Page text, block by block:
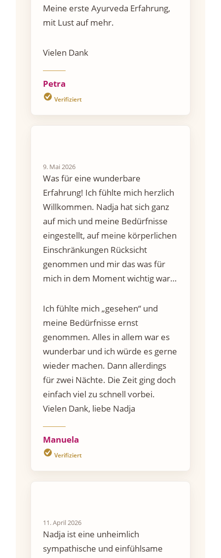
Meine erste Ayurveda Erfahrung,
mit Lust auf mehr.
Vielen Dank
Petra
Verifiziert
9. Mai 2026
Was für eine wunderbare
Erfahrung! Ich fühlte mich herzlich
Willkommen. Nadja hat sich ganz
auf mich und meine Bedürfnisse
eingestellt, auf meine körperlichen
Einschränkungen Rücksicht
genommen und mir das was für
mich in dem Moment wichtig war
Ich fühlte mich „gesehen“ und
meine Bedürfnisse ernst
genommen. Alles in allem war es
wunderbar und ich würde es gerne
wieder machen. Dann allerdings
für zwei Nächte. Die Zeit ging doch
einfach viel zu schnell vorbei.
Vielen Dank, liebe Nadja
Manuela
Verifiziert
11. April 2026
Nadja ist eine unheimlich
sympathische und einfühlsame